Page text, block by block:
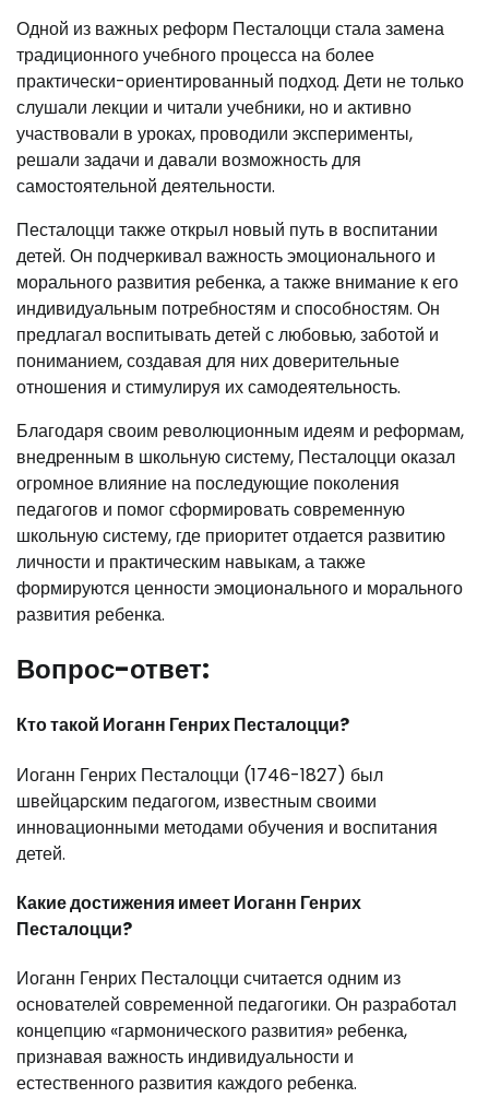
Одной из важных реформ Песталоцци стала замена
традиционного учебного процесса на более
практически-ориентированный подход. Дети не только
слушали лекции и читали учебники, но и активно
участвовали в уроках, проводили эксперименты,
решали задачи и давали возможность для
самостоятельной деятельности.
Песталоцци также открыл новый путь в воспитании
детей. Он подчеркивал важность эмоционального и
морального развития ребенка, а также внимание к его
индивидуальным потребностям и способностям. Он
предлагал воспитывать детей с любовью, заботой и
пониманием, создавая для них доверительные
отношения и стимулируя их самодеятельность.
Благодаря своим революционным идеям и реформам,
внедренным в школьную систему, Песталоцци оказал
огромное влияние на последующие поколения
педагогов и помог сформировать современную
школьную систему, где приоритет отдается развитию
личности и практическим навыкам, а также
формируются ценности эмоционального и морального
развития ребенка.
Вопрос-ответ:
Кто такой Иоганн Генрих Песталоцци?
Иоганн Генрих Песталоцци (1746-1827) был
швейцарским педагогом, известным своими
инновационными методами обучения и воспитания
детей.
Какие достижения имеет Иоганн Генрих
Песталоцци?
Иоганн Генрих Песталоцци считается одним из
основателей современной педагогики. Он разработал
концепцию «гармонического развития» ребенка,
признавая важность индивидуальности и
естественного развития каждого ребенка.